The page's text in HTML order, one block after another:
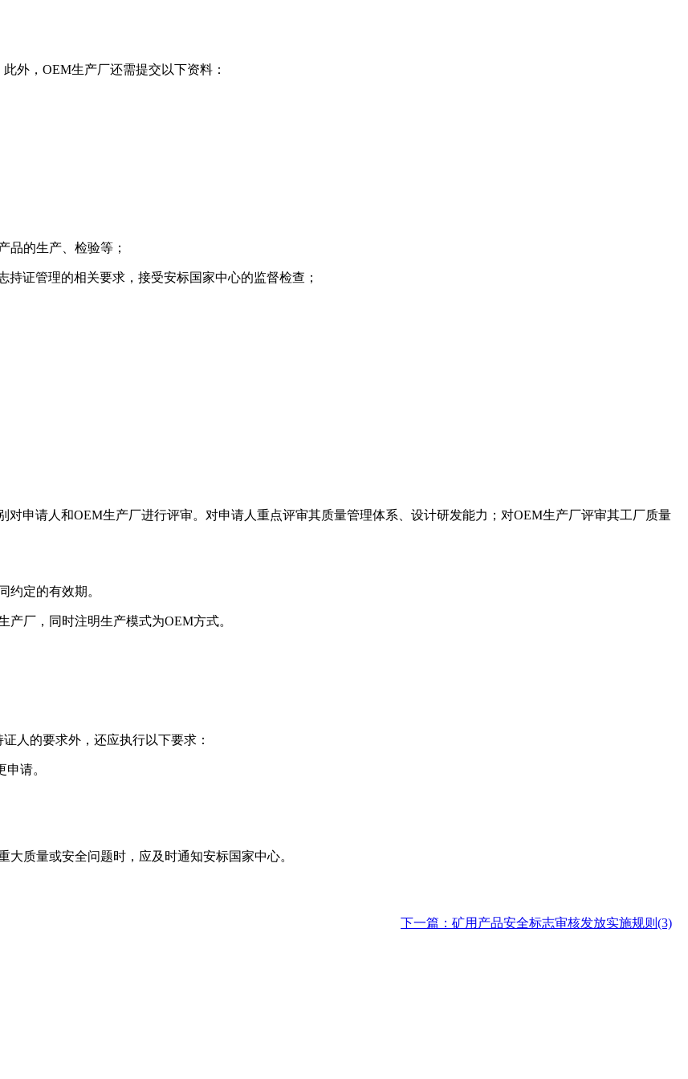
外，OEM生产厂还需提交以下资料：
品的生产、检验等；
证管理的相关要求，接受安标国家中心的监督检查；
对申请人和OEM生产厂进行评审。对申请人重点评审其质量管理体系、设计研发能力；对OEM生产厂评审其工厂质量
定的有效期。
厂，同时注明生产模式为OEM方式。
人的要求外，还应执行以下要求：
请。
质量或安全问题时，应及时通知安标国家中心。
下一篇：矿用产品安全标志审核发放实施规则(3)